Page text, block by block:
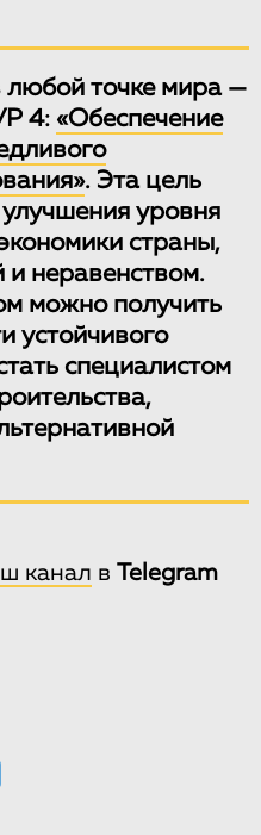
любой точке мира —
4: «Обеспечение
. Эта цель
уровня
страны,
неравенством.
можно получить
устойчивого
специалистом
канал в Telegram